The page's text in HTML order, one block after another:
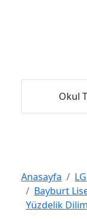
Okul
Anasayfa
Bayburt
Yüzdelik